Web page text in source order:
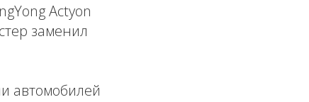
Actyon
заменил
автомобилей